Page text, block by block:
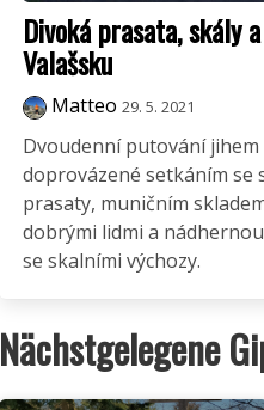
Divoká prasata, skály
Valašsku
Matteo 29. 5. 2021
Dvoudenní putování jihem
doprovázené setkáním se
prasaty, muničním
dobrými lidmi a
se skalními výchozy.
Nächstgelegene